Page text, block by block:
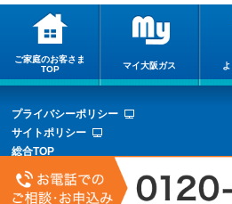
ご家庭のお客さま
TOP
マイ大阪ガス
プライバシーポリシー
サイトポリシー
総合TOP
サイトマップ